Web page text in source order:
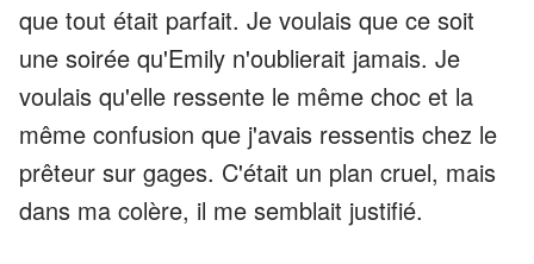
que tout était parfait. Je voulais que ce soit
une soirée qu'Emily n'oublierait jamais. Je
voulais qu'elle ressente le même choc et la
même confusion que j'avais ressentis chez le
prêteur sur gages. C'était un plan cruel, mais
dans ma colère, il me semblait justifié.